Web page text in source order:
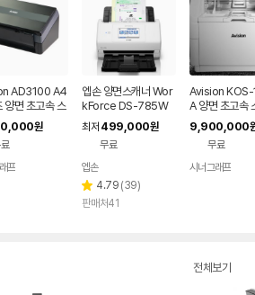
AD3100 A4
양면 초고속 스
200i
원
프
엡손 양면스캐너 Wor
kForce DS-785W
무선
최저 499,000원
무료
엡손
별
점
4.79 리
(39)
판매처41
Avision
A 양면 초고속
130ppm/
9,900,000
무료
시너그래프
전체보기